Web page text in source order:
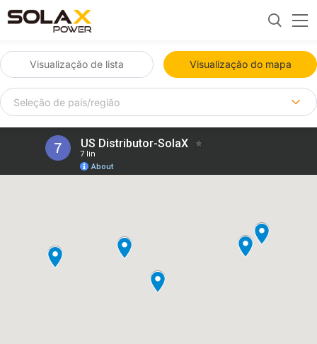
Visualização de lista Visualização do mapa